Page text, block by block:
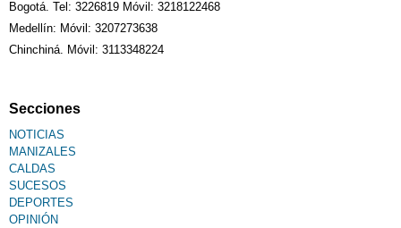
Sudoku
Bogotá. Tel: 3226819 Móvil: 3218122468
Medellín: Móvil: 3207273638
Chinchiná. Móvil: 3113348224
Secciones
NOTICIAS
MANIZALES
CALDAS
SUCESOS
DEPORTES
OPINIÓN